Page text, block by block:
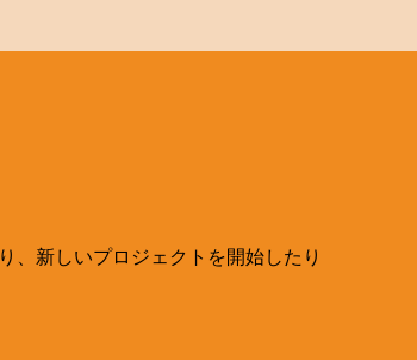
、新しいプロジェクトを開始したり